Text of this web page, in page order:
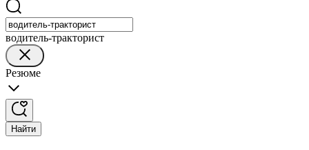
водитель-тракторист
Резюме
Найти